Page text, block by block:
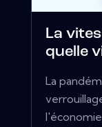
La
quelle
La